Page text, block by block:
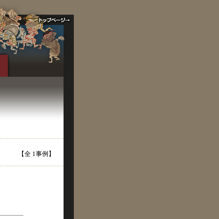
【全 1事例】